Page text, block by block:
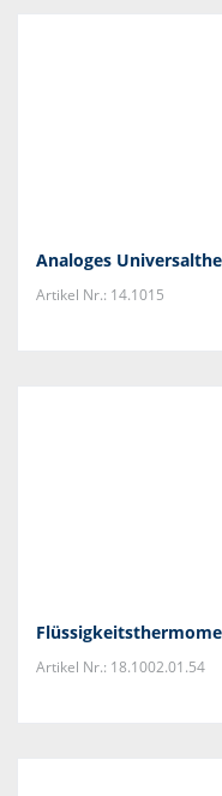
Analoges
Artikel Nr.: 14.1015
Artikel Nr.: 18.1002.01.54